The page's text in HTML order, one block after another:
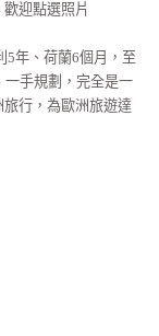
迎點選照片
5年、荷蘭6個月，至
一手規劃，完全是一
行，為歐洲旅遊達